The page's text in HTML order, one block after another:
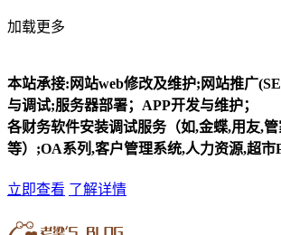
加载更多
本站承接:网站web修改及维护;网站推广
与调试;服务器部署；APP开发与维护；
各财务软件安装调试服务（如,金蝶,用友,
等）;OA系列,客户管理系统,人力资源,超市
立即查看 了解详情